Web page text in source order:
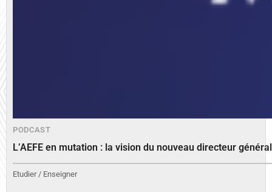
PODCAST
L’AEFE en mutation : la vision du nouveau directeur
Etudier / Enseigner